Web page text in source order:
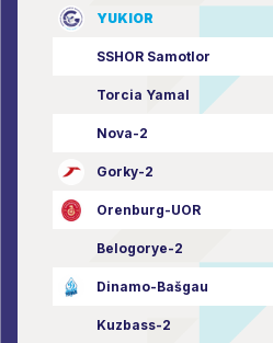
YUKIOR
SSHOR Samotlor
Torcia Yamal
Nova-2
Gorky-2
Orenburg-UOR
Belogorye-2
Dinamo-Bašgau
Kuzbass-2